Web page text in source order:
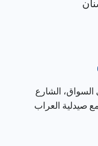
الشارع
صيدلية العراب